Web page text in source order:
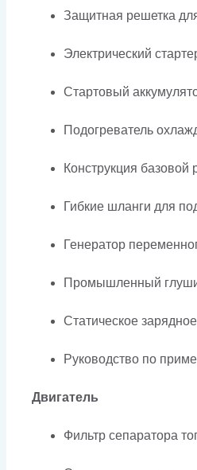
Защитная решетка
Электрический
Стартовый
Подогреватель
Конструкция
Гибкие шланги для
Генератор
Промышленный
Статическое
Руководство по
Двигатель
Фильтр сепаратора